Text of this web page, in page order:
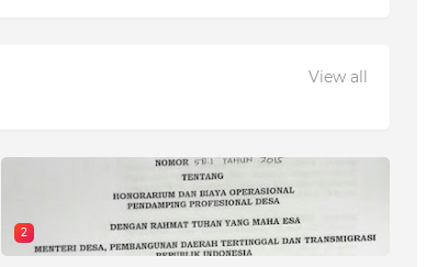
View all
2